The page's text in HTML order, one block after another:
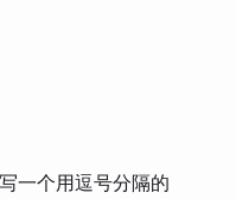
一个用逗号分隔的